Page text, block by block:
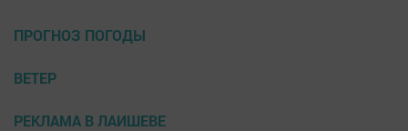
ПРОГНОЗ ПОГОДЫ
ВЕТЕР
РЕКЛАМА В ЛАИШЕВЕ